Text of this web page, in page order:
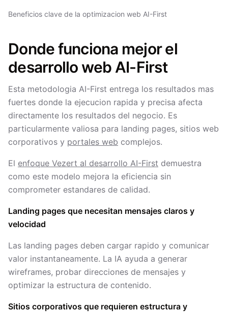
Beneficios clave de la optimizacion web AI-First
Donde funciona mejor el
desarrollo web AI-First
Esta metodologia AI-First entrega los resultados mas
fuertes donde la ejecucion rapida y precisa afecta
directamente los resultados del negocio. Es
particularmente valiosa para landing pages, sitios web
corporativos y portales web complejos.
El enfoque Vezert al desarrollo AI-First demuestra
como este modelo mejora la eficiencia sin
comprometer estandares de calidad.
Landing pages que necesitan mensajes claros y
velocidad
Las landing pages deben cargar rapido y comunicar
valor instantaneamente. La IA ayuda a generar
wireframes, probar direcciones de mensajes y
optimizar la estructura de contenido.
Sitios corporativos que requieren estructura y